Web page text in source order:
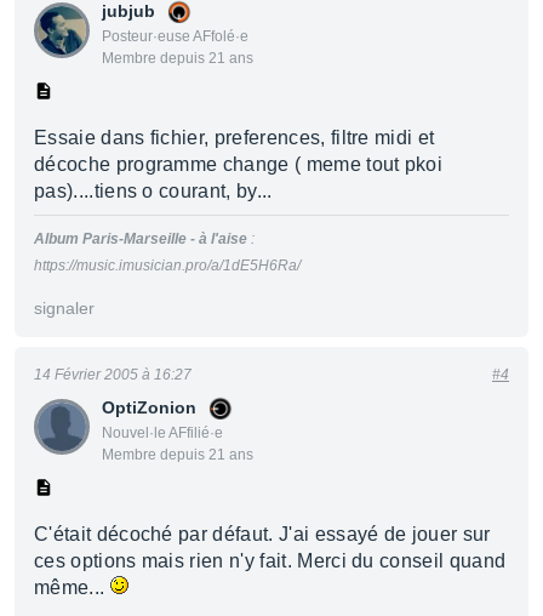
jubjub
Posteur·euse AFfolé·e
Membre depuis 21 ans
Essaie dans fichier, preferences, filtre midi et
décoche programme change ( meme tout pkoi
pas)....tiens o courant, by...
Album Paris-Marseille - à l'aise :
https://music.imusician.pro/a/1dE5H6Ra/
signaler
OptiZonion
Nouvel·le AFfilié·e
Membre depuis 21 ans
14 Février 2005 à 16:27 #4
C'était décoché par défaut. J'ai essayé de jouer sur
ces options mais rien n'y fait. Merci du conseil quand
même...